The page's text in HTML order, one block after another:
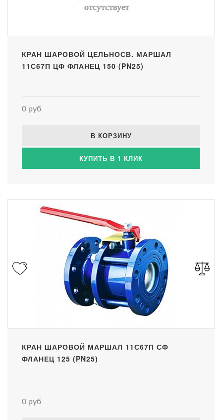
КРАН ШАРОВОЙ ЦЕЛЬНОСВ. МАРШАЛ
11С67П ЦФ ФЛАНЕЦ 150 (PN25)
0 руб
В КОРЗИНУ
КУПИТЬ В 1 КЛИК
КРАН ШАРОВОЙ МАРШАЛ 11С67П СФ
ФЛАНЕЦ 125 (PN25)
0 руб